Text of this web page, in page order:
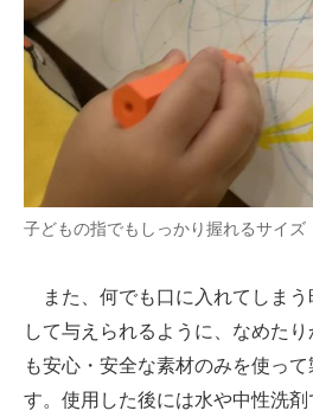
子どもの指でもしっかり握れるサイズ
また、何でも口に入れてしまう
して与えられるように、なめた
も安心・安全な素材のみを使っ
す。使用した後には水や中性洗